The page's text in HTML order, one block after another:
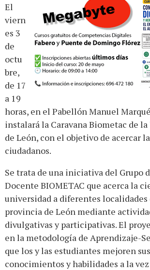
El
viern
es 3
de
octu
bre,
de 17
a 19
horas, en el Pabellón Manuel
instalará la Caravana Biometac de
de León, con el objetivo de acercar
ciudadanos.
Se trata de una iniciativa del Grupo
Docente BIOMETAC que acerca la
universidad a diferentes localidades
provincia de León mediante
divulgativas y participativas. El
en la metodología de Aprendizaje-
que los y las estudiantes mejoren sus
conocimientos y habilidades a la